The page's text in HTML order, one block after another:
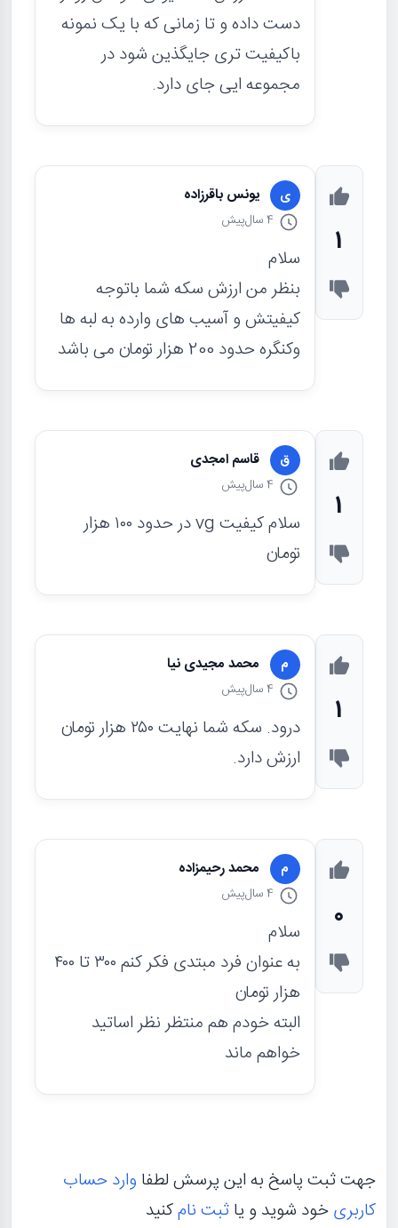
دست داده و تا زمانی که با یک نمونه
باکیفیت تری جایگذین شود در
مجموعه ایی جای دارد.
1
ی یونس باقرزاده
4 سال پیش
سلام
بنظر من ارزش سکه شما باتوجه
کیفیتش و آسیب های وارده به لبه ها
وکنگره حدود 200 هزار تومان می باشد
1
ق قاسم امجدی
4 سال پیش
سلام کیفیت vg در حدود ۱۰۰ هزار
تومان
1
م محمد مجیدی نیا
4 سال پیش
درود. سکه شما نهایت ۲۵۰ هزار تومان
ارزش دارد.
0
م محمد رحیمزاده
4 سال پیش
سلام
به عنوان فرد مبتدی فکر کنم ۳۰۰ تا ۴۰۰
هزار تومان
البته خودم هم منتظر نظر اساتید
خواهم ماند
جهت ثبت پاسخ به این پرسش لطفا وارد حساب
کاربریخود شوید و یاثبت نامکنید